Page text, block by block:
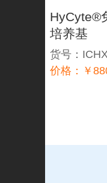
HyCyte®
培养基
货号：
价格：￥